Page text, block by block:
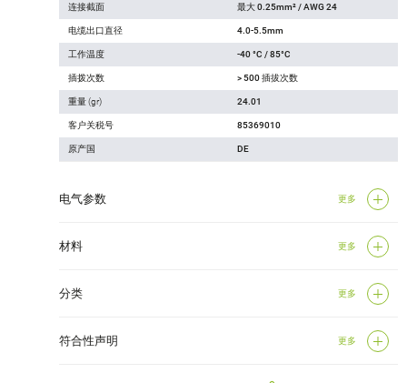
连接截面 最大 0.25mm² / AWG 24
电缆出口直径 4.0-5.5mm
工作温度 -40 °C / 85°C
插拨次数 > 500 插拔次数
重量 (gr) 24.01
客户关税号 85369010
原产国 DE
电气参数 更多
材料 更多
分类 更多
符合性声明 更多